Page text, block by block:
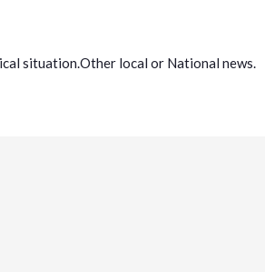
situation.Other local or National news.